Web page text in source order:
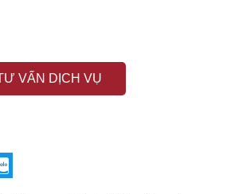
VẤN DỊCH VỤ